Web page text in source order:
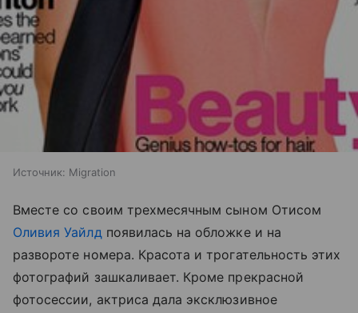
Источник: Migration
Вместе со своим трехмесячным сыном Отисом
Оливия Уайлдпоявилась на обложке и на
развороте номера. Красота и трогательность этих
фотографий зашкаливает. Кроме прекрасной
фотосессии, актриса дала эксклюзивное